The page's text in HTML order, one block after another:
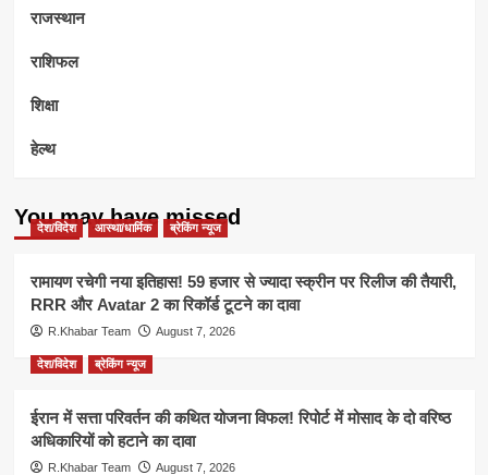
राजस्थान
राशिफल
शिक्षा
हेल्थ
You may have missed
देश/विदेश आस्था/धार्मिक ब्रेकिंग न्यूज
रामायण रचेगी नया इतिहास! 59 हजार से ज्यादा स्क्रीन पर रिलीज की तैयारी,
RRR और Avatar 2 का रिकॉर्ड टूटने का दावा
R.Khabar Team August 7, 2026
देश/विदेश ब्रेकिंग न्यूज
ईरान में सत्ता परिवर्तन की कथित योजना विफल! रिपोर्ट में मोसाद के दो वरिष्ठ
अधिकारियों को हटाने का दावा
R.Khabar Team August 7, 2026